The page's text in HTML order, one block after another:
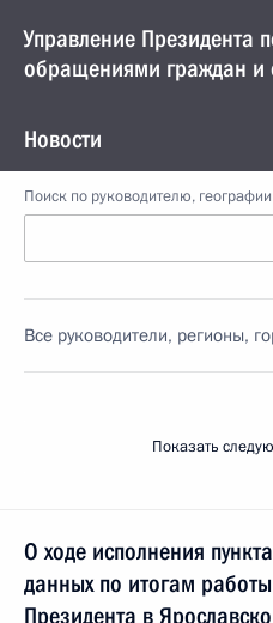
Управление Президента
обращениями граждан и
Новости
Поиск по руководителю,
Все руководители, регионы,
Показать
О ходе исполнения
данных по итогам
Президента в